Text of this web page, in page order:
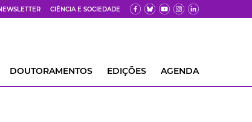
CIÊNCIA E SOCIEDADE
DOUTORAMENTOS EDIÇÕES AGENDA